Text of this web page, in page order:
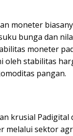
moneter
bunga dan
moneter
oleh stabilitas
pangan.
krusial Padigital
melalui sektor